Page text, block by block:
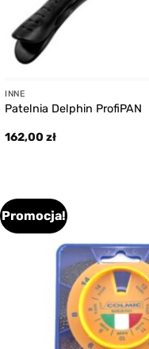
INNE
Patelnia Delphin ProfiPAN
162,00zł
Promocja!